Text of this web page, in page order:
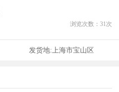
浏览次数： 31次
发货地: 上海市宝山区